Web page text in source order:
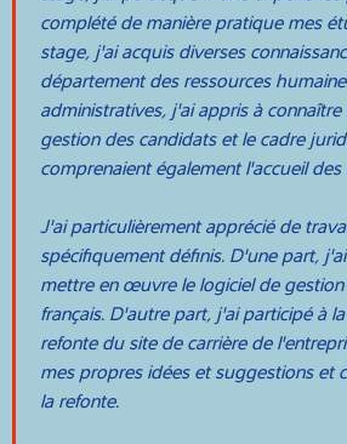
complété de manière pratique mes
stage, j'ai acquis diverses
département des ressources
administratives, j'ai appris à
gestion des candidats et le cadre
comprenaient également l'accueil
J'ai particulièrement apprécié de
spécifiquement définis. D'une part,
mettre en œuvre le logiciel de
français. D'autre part, j'ai participé à
refonte du site de carrière de
mes propres idées et suggestions et
la refonte.